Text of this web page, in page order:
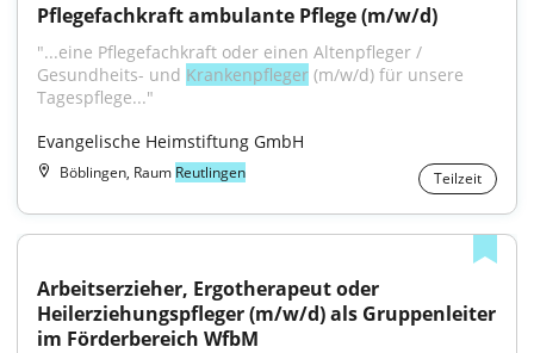
Pflegefachkraft ambulante Pflege (m/w/d)
"...eine Pflegefachkraft oder einen Altenpfleger /
Gesundheits- und Krankenpfleger (m/w/d) für unsere
Tagespflege..."
Evangelische Heimstiftung GmbH
Böblingen, Raum Reutlingen Teilzeit
Arbeitserzieher, Ergotherapeut oder
Heilerziehungspfleger (m/w/d) als Gruppenleiter
im Förderbereich WfbM